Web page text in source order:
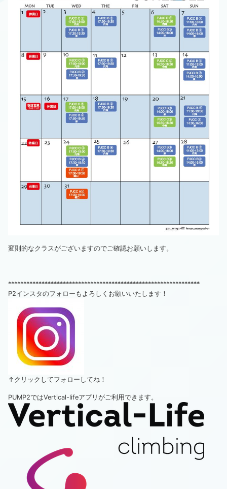
変則的なクラスがございますのでご確認お願いします。
***************************************************************
P2インスタのフォローもよろしくお願いいたします！
↑クリックしてフォローしてね！
PUMP2ではVertical-lifeアプリがご利用できます。